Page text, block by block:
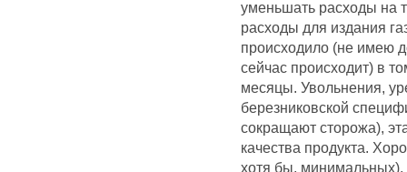
уменьшать расходы на
расходы для издания
происходило (не имею
сейчас происходит) в
месяцы. Увольнения,
березниковской
сокращают сторожа),
качества продукта.
хотя бы, минимальных),